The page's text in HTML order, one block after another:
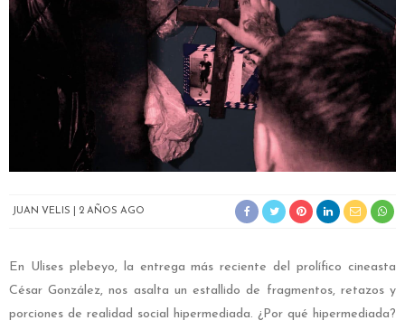
JUAN VELIS 2 AÑOS AGO
En Ulises plebeyo, la entrega más reciente del prolífico cineasta
César González, nos asalta un estallido de fragmentos, retazos y
porciones de realidad social hipermediada. ¿Por qué hipermediada?